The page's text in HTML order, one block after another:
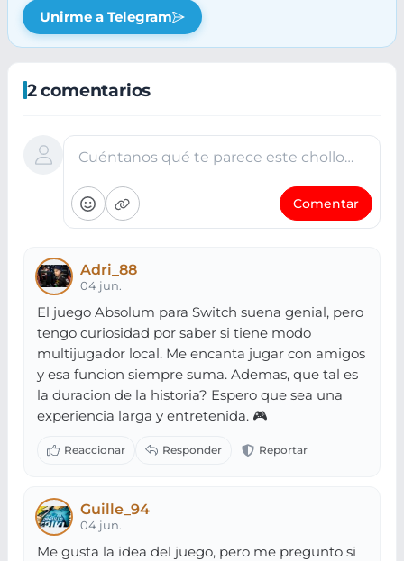
Unirme a Telegram
2 comentarios
Cuéntanos qué te parece este chollo…
Comentar
Adri_88
04 jun.
El juego Absolum para Switch suena genial, pero
tengo curiosidad por saber si tiene modo
multijugador local. Me encanta jugar con amigos
y esa funcion siempre suma. Ademas, que tal es
la duracion de la historia? Espero que sea una
experiencia larga y entretenida. 🎮
Guille_94
04 jun.
Me gusta la idea del juego, pero me pregunto si